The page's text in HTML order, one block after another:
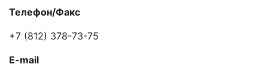
Телефон/Факс
+7 (812) 378-73-75
E-mail